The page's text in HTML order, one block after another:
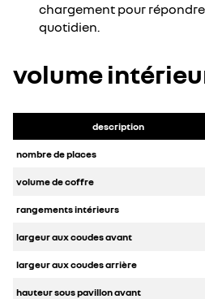
chargement pour
quotidien.
volume
description
nombre de places
volume de coffre
rangements intérieurs
largeur aux coudes avant
largeur aux coudes arrière
hauteur sous pavillon avant